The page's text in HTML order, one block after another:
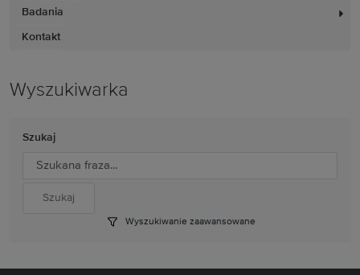
Badania
Kontakt
Wyszukiwarka
Szukaj
Wyszukiwanie zaawansowane